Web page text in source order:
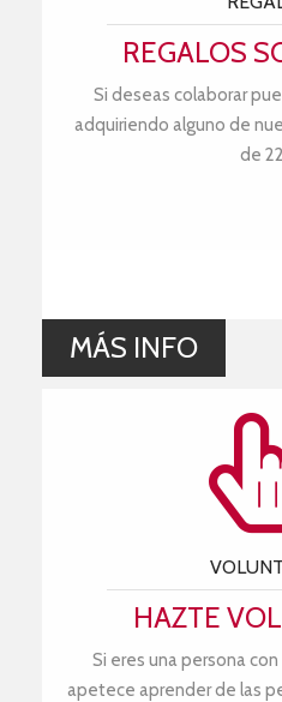
REGALOS
Si deseas colaborar
adquiriendo alguno de
de
MÁS INFO
HAZTE
Si eres una persona
apetece aprender de las